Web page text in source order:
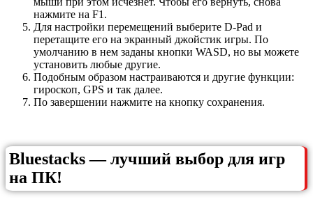
нажмите на F1.
Для настройки перемещений выберите D-Pad и
перетащите его на экранный джойстик игры. По
умолчанию в нем заданы кнопки WASD, но вы можете
установить любые другие.
Подобным образом настраиваются и другие функции:
гироскоп, GPS и так далее.
По завершении нажмите на кнопку сохранения.
Bluestacks — лучший выбор для игр
на ПК!